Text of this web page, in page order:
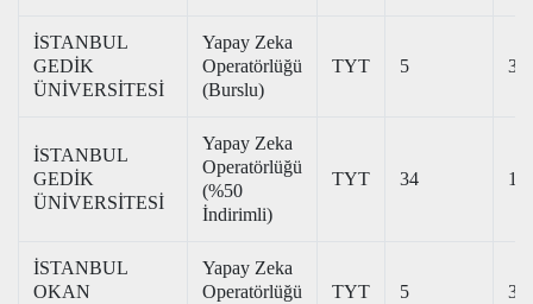
İSTANBUL
GEDİK
ÜNİVERSİTESİ
Yapay Zeka
Operatörlüğü
(Burslu)
TYT 5
İSTANBUL
GEDİK
ÜNİVERSİTESİ
Yapay Zeka
Operatörlüğü
(%50
İndirimli)
TYT 34
İSTANBUL
OKAN
Yapay Zeka
Operatörlüğü
TYT 5